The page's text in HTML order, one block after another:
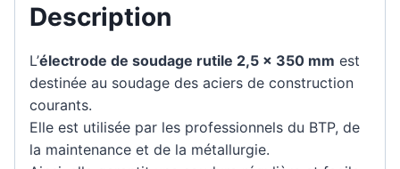
Description
L’électrode de soudage rutile 2,5 x 350 mm est
destinée au soudage des aciers de construction
courants.
Elle est utilisée par les professionnels du BTP, de
la maintenance et de la métallurgie.